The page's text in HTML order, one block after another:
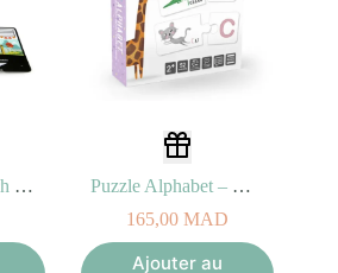
Piano Magic Touch Hape 6M+
Puzzle Alphabet – Montessori Eurekakids 2A+
165,00 MAD
Ajouter au